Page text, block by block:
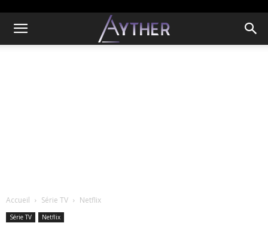
Accueil Série TV Netflix
Série TV Netflix